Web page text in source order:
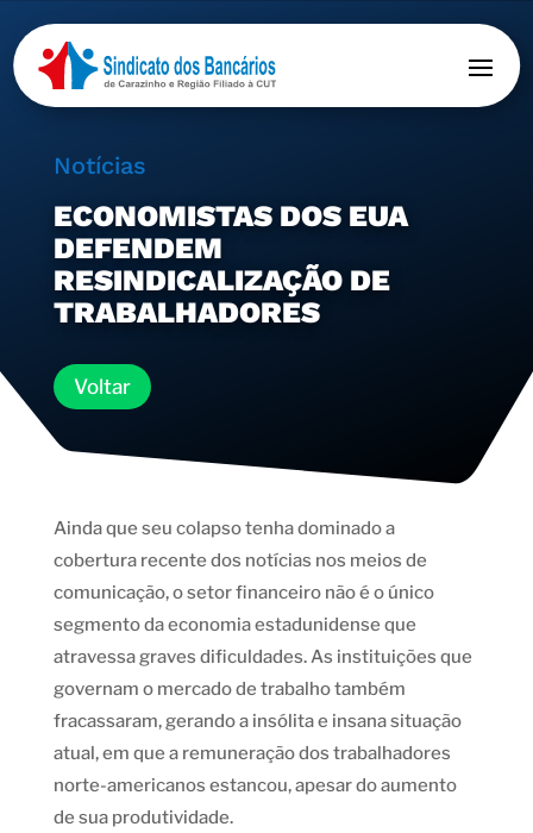
Notícias
ECONOMISTAS DOS EUA
DEFENDEM
RESINDICALIZAÇÃO DE
TRABALHADORES
Voltar
Ainda que seu colapso tenha dominado a
cobertura recente dos notícias nos meios de
comunicação, o setor financeiro não é o único
segmento da economia estadunidense que
atravessa graves dificuldades. As instituições que
governam o mercado de trabalho também
fracassaram, gerando a insólita e insana situação
atual, em que a remuneração dos trabalhadores
norte-americanos estancou, apesar do aumento
de sua produtividade.